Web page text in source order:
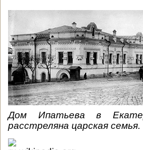
Дом Ипатьевав
расстреляна царская семья.